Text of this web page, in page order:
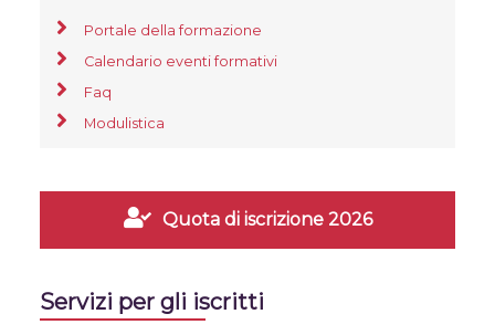
Portale della formazione
Calendario eventi formativi
Faq
Modulistica
Quota di iscrizione 2026
Servizi per gli iscritti